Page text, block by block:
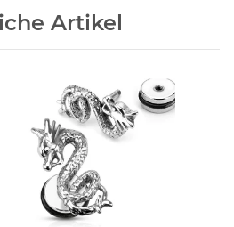
Artikel